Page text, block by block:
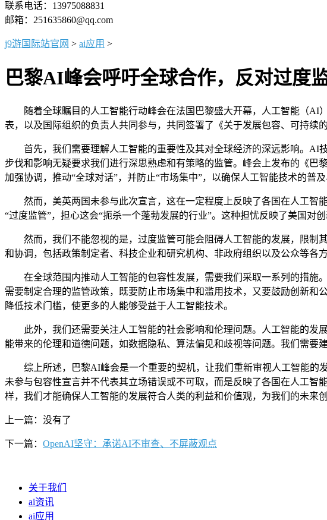
联系电话：13975088831
邮箱：251635860@qq.com
j9游国际站官网 > ai应用 >
巴黎AI峰会呼吁全球合作，反对过度
随着全球瞩目的人工智能行动峰会在法国巴黎盛大开幕，人工智能（AI
表，以及国际组织的负责人共同参与，共同签署了《关于发展包容、可持续
首先，我们需要理解人工智能的重要性及其对全球经济的深远影响。AI
步伐和影响无疑要求我们进行深思熟虑和有策略的监管。峰会上发布的《巴
加强协调，推动“全球对话”，并防止“市场集中”，以确保人工智能技术的普及
然而，美英两国未参与此次宣言，这在一定程度上反映了各国在人工智
“过度监管”，担心这会“扼杀一个蓬勃发展的行业”。这种担忧反映了美国对
然而，我们不能忽视的是，过度监管可能会阻碍人工智能的发展，限制
和协调，包括政策制定者、科技企业和研究机构、非政府组织以及公众等各
在全球范围内推动人工智能的包容性发展，需要我们采取一系列的措施
需要制定合理的监管政策，既要防止市场集中和滥用技术，又要鼓励创新
降低技术门槛，使更多的人能够受益于人工智能技术。
此外，我们还需要关注人工智能的社会影响和伦理问题。人工智能的发
能带来的伦理和道德问题，如数据隐私、算法偏见和歧视等问题。我们需要
综上所述，巴黎AI峰会是一个重要的契机，让我们重新审视人工智能的
未参与包容性宣言并不代表其立场错误或不可取，而是反映了各国在人工
样，我们才能确保人工智能的发展符合人类的利益和价值观，为我们的未来
上一篇：没有了
下一篇： OpenAI坚守：承诺AI不审查、不屏蔽观点
关于我们
ai资讯
ai应用